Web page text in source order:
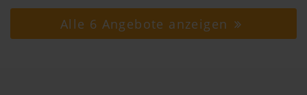
Alle 6 Angebote anzeigen